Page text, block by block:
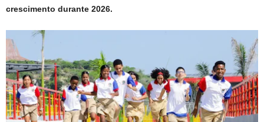
crescimento durante 2026.